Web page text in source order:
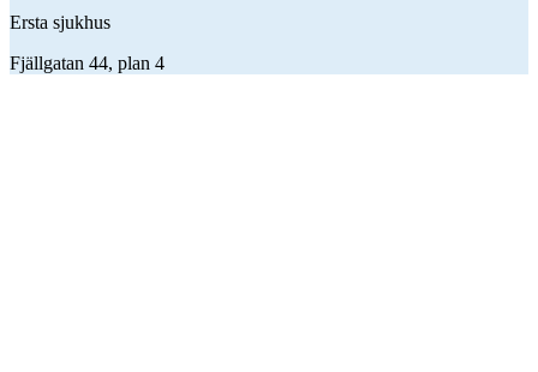
Ersta sjukhus
Fjällgatan 44, plan 4